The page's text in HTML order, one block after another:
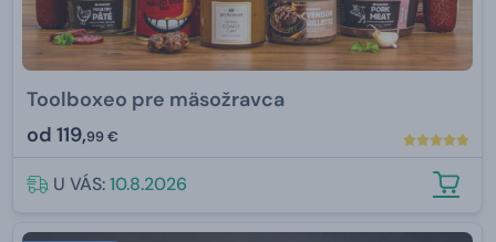
Toolboxeo pre mäsožravca
od 119,99 €
U VÁS:10.8.2026